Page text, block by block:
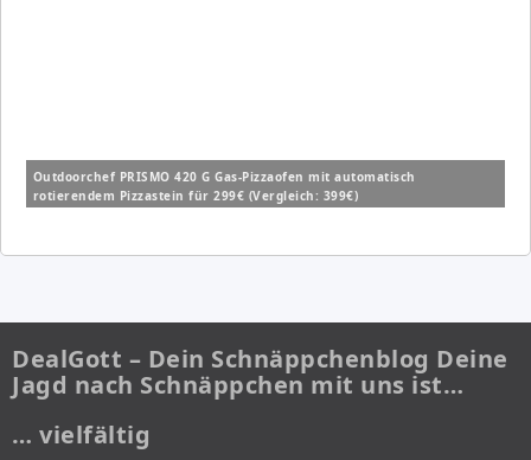
Outdoorchef PRISMO 420 G Gas-Pizzaofen mit automatisch
rotierendem Pizzastein für 299€ (Vergleich: 399€)
DealGott – Dein Schnäppchenblog Deine
Jagd nach Schnäppchen mit uns ist…
… vielfältig